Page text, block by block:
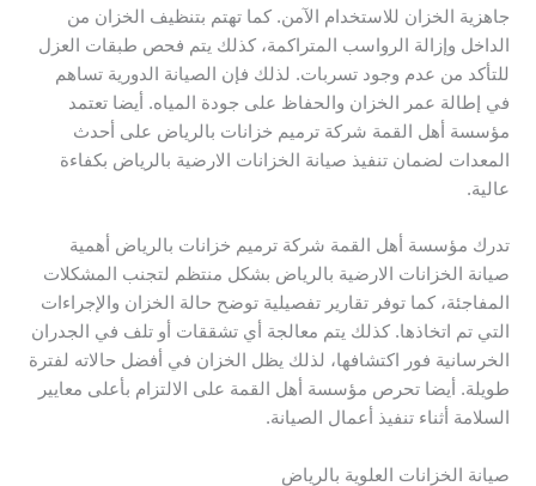
جاهزية الخزان للاستخدام الآمن. كما تهتم بتنظيف الخزان من
الداخل وإزالة الرواسب المتراكمة، كذلك يتم فحص طبقات العزل
للتأكد من عدم وجود تسربات. لذلك فإن الصيانة الدورية تساهم
في إطالة عمر الخزان والحفاظ على جودة المياه. أيضا تعتمد
مؤسسة أهل القمة شركة ترميم خزانات بالرياض على أحدث
المعدات لضمان تنفيذ صيانة الخزانات الارضية بالرياض بكفاءة
عالية.
تدرك مؤسسة أهل القمة شركة ترميم خزانات بالرياض أهمية
صيانة الخزانات الارضية بالرياض بشكل منتظم لتجنب المشكلات
المفاجئة، كما توفر تقارير تفصيلية توضح حالة الخزان والإجراءات
التي تم اتخاذها. كذلك يتم معالجة أي تشققات أو تلف في الجدران
الخرسانية فور اكتشافها، لذلك يظل الخزان في أفضل حالاته لفترة
طويلة. أيضا تحرص مؤسسة أهل القمة على الالتزام بأعلى معايير
السلامة أثناء تنفيذ أعمال الصيانة.
صيانة الخزانات العلوية بالرياض